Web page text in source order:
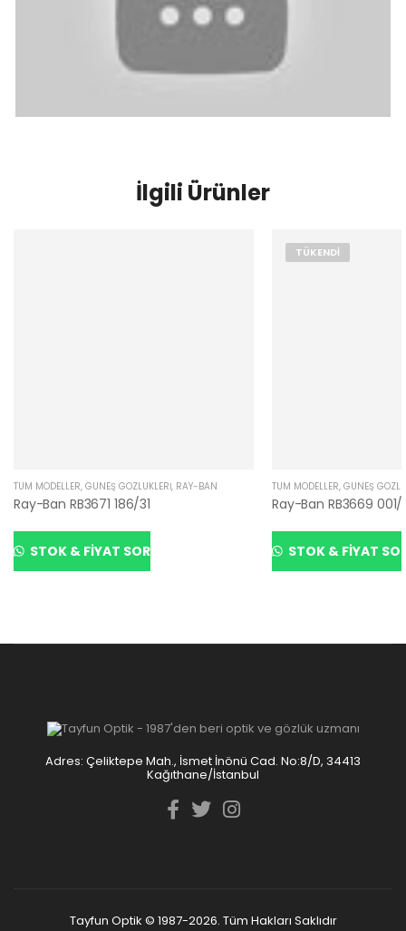
İlgili Ürünler
TÜM MODELLER, GÜNEŞ GÖZLÜKLERI, RAY-BAN
Ray-Ban RB3671 186/31
STOK & FIYAT SOR
TÜKENDI
TÜM MODELLER, GÜNEŞ
Ray-Ban RB3669 001/
STOK & FIYAT
Adres: Çeliktepe Mah., İsmet İnönü Cad. No:8/D, 34413
Kağıthane/İstanbul
Tayfun Optik © 1987-2026. Tüm Hakları Saklıdır